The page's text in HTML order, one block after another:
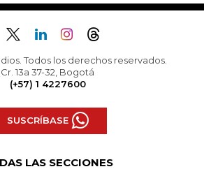
Todos los derechos reservados.
Cr. 13a 37-32, Bogotá
(+57) 1 4227600
SUSCRÍBASE
LAS SECCIONES